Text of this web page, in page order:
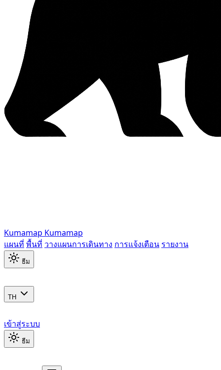
Kumamap Kumamap
แผนที่ พื้นที่ วางแผนการเดินทาง การแจ้งเตือน รายงาน
ธีม
TH
เข้าสู่ระบบ
ธีม